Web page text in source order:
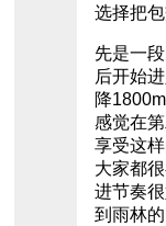
选择把
先是一
后开始
降
感觉在
享受这
大家都
进节奏
到雨林